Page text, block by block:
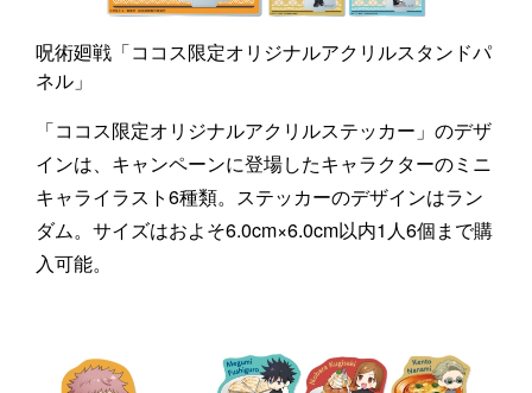
呪術廻戦「ココス限定オリジナルアクリルスタンドパ
ネル」
「ココス限定オリジナルアクリルステッカー」のデザ
インは、キャンペーンに登場したキャラクターのミニ
キャライラスト6種類。ステッカーのデザインはラン
ダム。サイズはおよそ6.0cm×6.0cm以内1人6個まで購
入可能。